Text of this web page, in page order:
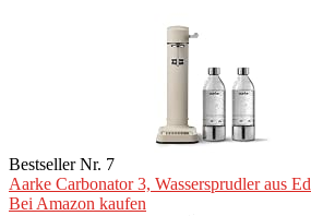
Bestseller Nr. 7
Aarke Carbonator 3, Wassersprudler aus
Bei Amazon kaufen